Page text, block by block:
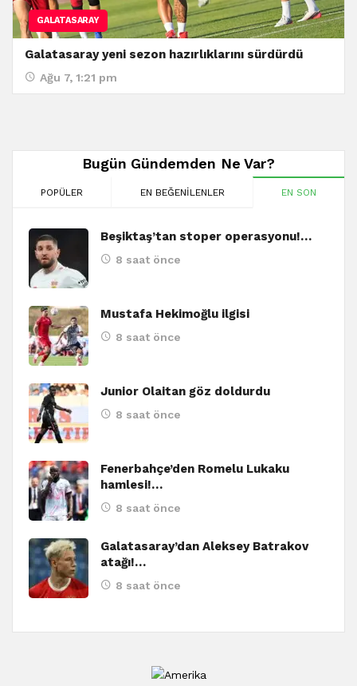
GALATASARAY
Galatasaray yeni sezon hazırlıklarını sürdürdü
Ağu 7, 1:21 pm
Bugün Gündemden Ne Var?
POPÜLER EN BEĞENILENLER EN SON
Beşiktaş’tan stoper operasyonu!…
8 saat önce
Mustafa Hekimoğlu ilgisi
8 saat önce
Junior Olaitan göz doldurdu
8 saat önce
Fenerbahçe’den Romelu Lukaku
hamlesi!…
8 saat önce
Galatasaray’dan Aleksey Batrakov
atağı!…
8 saat önce